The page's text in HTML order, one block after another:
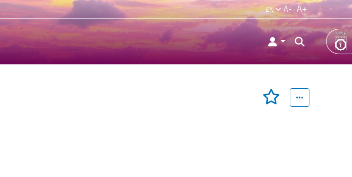
EN A- A+